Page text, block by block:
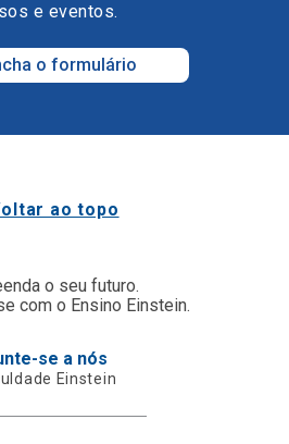
e eventos.
o formulário
ao topo
o seu futuro.
com o Ensino Einstein.
se a nós
Einstein